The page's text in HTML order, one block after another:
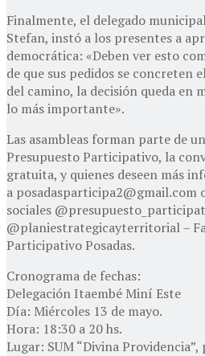
Finalmente, el delegado
Stefan, instó a los presentes a
democrática: «Deben ver esto
de que sus pedidos se concreten
del camino, la decisión queda en
lo más importante».
Las asambleas forman parte de
Presupuesto Participativo, la
gratuita, y quienes deseen más
a posadasparticipa2@gmail.com
sociales
@planiestrategicayterritorial –
Participativo Posadas.
Cronograma de fechas:
Delegación Itaembé Miní Este
Día: Miércoles 13 de mayo.
Hora: 18:30 a 20 hs.
Lugar: SUM “Divina